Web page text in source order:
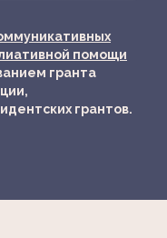
помощи
гранта
грантов.